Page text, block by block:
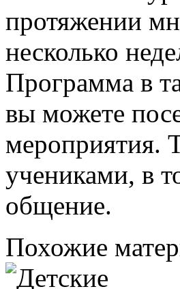
протяжении
несколько
Программа в
вы можете
мероприятия.
учениками, в
общение.
Похожие